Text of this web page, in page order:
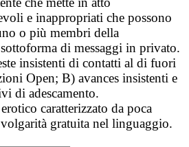
e inappropriati che possono
o più membri della
di messaggi in privato.
insistenti di contatti al di fuori
Open; B) avances insistenti e
di adescamento.
caratterizzato da poca
volgarità gratuita nel linguaggio.